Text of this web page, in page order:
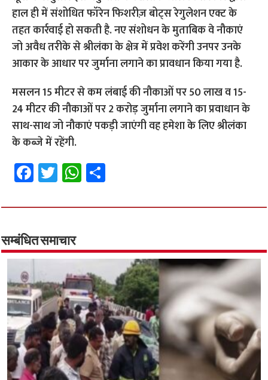
हाल ही में संशोधित फॉरेन फिशरीज़ बोट्स रेगुलेशन एक्ट के
तहत कार्रवाई हो सकती है. नए संशोधन के मुताबिक वे नौकाएं
जो अवैध तरीके से श्रीलंका के क्षेत्र में प्रवेश करेंगी उनपर उनके
आकार के आधार पर जुर्माना लगाने का प्रावधान किया गया है.
मसलन 15 मीटर से कम लंबाई की नौकाओं पर 50 लाख व 15-
24 मीटर की नौकाओं पर 2 करोड़ जुर्माना लगाने का प्रवाधान के
साथ-साथ जो नौकाएं पकड़ी जाएंगी वह हमेशा के लिए श्रीलंका
के कब्जे में रहेंगी.
Fa
ce
b
o
o
k
T
wi
tt
er
W
h
at
p
p
ar
सम्बंधित समाचार